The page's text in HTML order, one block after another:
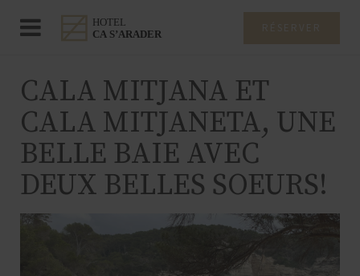
CALA MITJANA ET
CALA MITJANETA, UNE
BELLE BAIE AVEC
DEUX BELLES SOEURS!